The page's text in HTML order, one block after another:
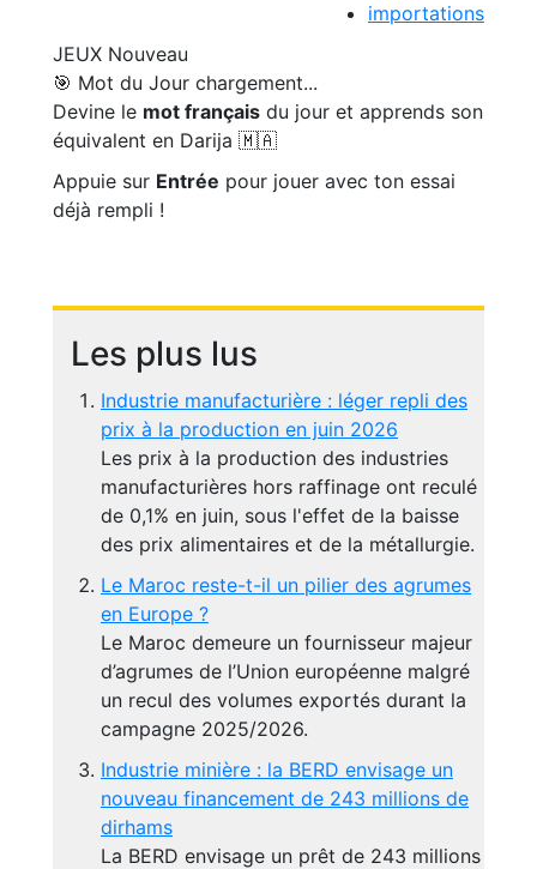
importations
JEUX Nouveau
🎯 Mot du Jour chargement...
Devine le mot français du jour et apprends son
équivalent en Darija 🇲🇦
Appuie sur Entrée pour jouer avec ton essai
déjà rempli !
Les plus lus
Industrie manufacturière : léger repli des
prix à la production en juin 2026
Les prix à la production des industries
manufacturières hors raffinage ont reculé
de 0,1% en juin, sous l'effet de la baisse
des prix alimentaires et de la métallurgie.
Le Maroc reste-t-il un pilier des agrumes
en Europe ?
Le Maroc demeure un fournisseur majeur
d’agrumes de l’Union européenne malgré
un recul des volumes exportés durant la
campagne 2025/2026.
Industrie minière : la BERD envisage un
nouveau financement de 243 millions de
dirhams
La BERD envisage un prêt de 243 millions